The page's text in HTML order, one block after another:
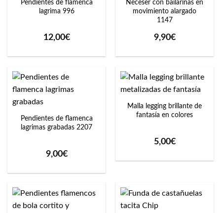
Pendientes de flamenca
lagrima 996
12,00€
Neceser con bailarinas en
movimiento alargado
1147
9,90€
Pendientes de flamenca
lagrimas grabadas 2207
9,00€
Malla legging brillante de
fantasía en colores
5,00€